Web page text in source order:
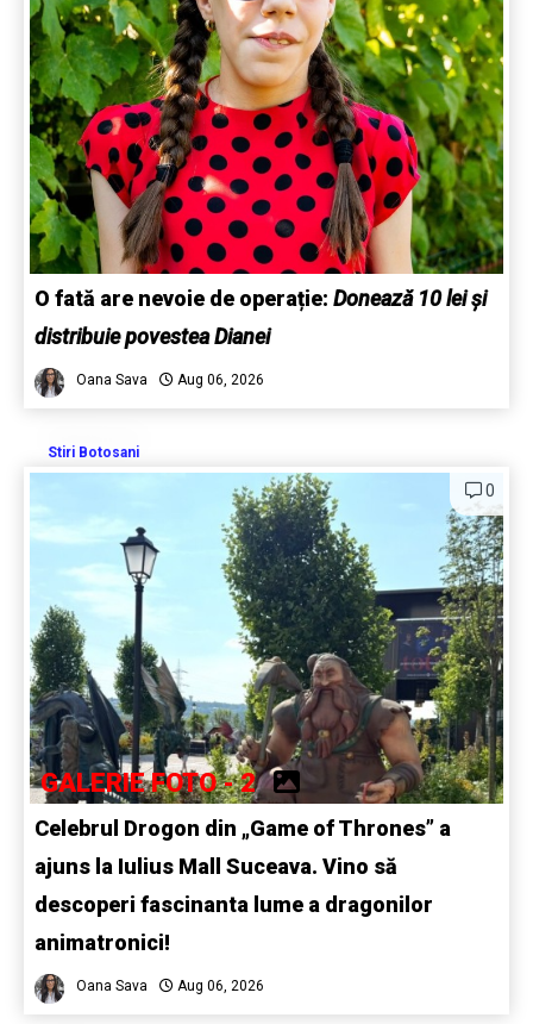
O fată are nevoie de operație: Donează 10 lei și
distribuie povestea Dianei
Oana Sava Aug 06, 2026
Stiri Botosani
0
GALERIE FOTO - 2
Celebrul Drogon din „Game of Thrones” a
ajuns la Iulius Mall Suceava. Vino să
descoperi fascinanta lume a dragonilor
animatronici!
Oana Sava Aug 06, 2026